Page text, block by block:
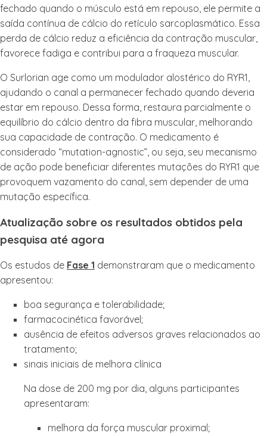
fechado quando o músculo está em repouso, ele permite a
saída contínua de cálcio do retículo sarcoplasmático. Essa
perda de cálcio reduz a eficiência da contração muscular,
favorece fadiga e contribui para a fraqueza muscular.
O Surlorian age como um modulador alostérico do RYR1,
ajudando o canal a permanecer fechado quando deveria
estar em repouso. Dessa forma, restaura parcialmente o
equilíbrio do cálcio dentro da fibra muscular, melhorando
sua capacidade de contração. O medicamento é
considerado “mutation-agnostic”, ou seja, seu mecanismo
de ação pode beneficiar diferentes mutações do RYR1 que
provoquem vazamento do canal, sem depender de uma
mutação específica.
Atualização sobre os resultados obtidos pela
pesquisa até agora
Os estudos de Fase 1 demonstraram que o medicamento
apresentou:
boa segurança e tolerabilidade;
farmacocinética favorável;
ausência de efeitos adversos graves relacionados ao
tratamento;
sinais iniciais de melhora clínica
Na dose de 200 mg por dia, alguns participantes
apresentaram:
melhora da força muscular proximal;